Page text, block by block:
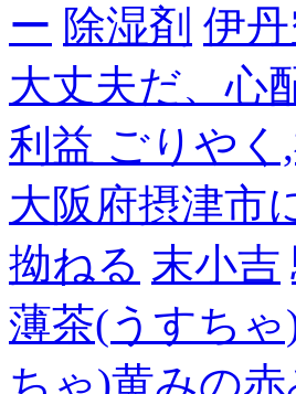
ー 除湿剤 伊
大丈夫だ、心
利益 ごりやく
大阪府摂津市
拗ねる 末小吉
薄茶(うすち
ちゃ)黄みの